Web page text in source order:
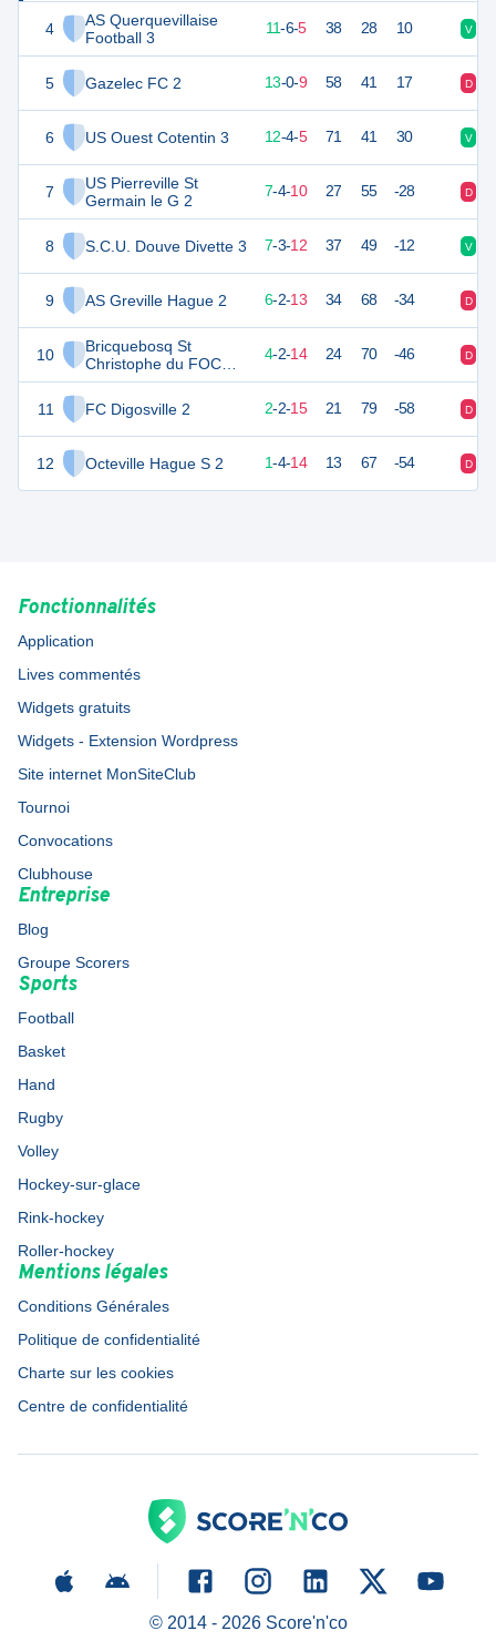
4
AS Querquevillaise
Football 3
5 Gazelec FC 2
6 US Ouest Cotentin 3
7
US Pierreville St
Germain le G 2
8 S.C.U. Douve Divette 3
9 AS Greville Hague 2
10
Bricquebosq St
Christophe du FOC
Grosville Sports 2
11
FC Digosville 2
12 Octeville Hague S 2
39 11-6-5 38 28 10 V
13-0-9 58 41 17 D
39 12-4-5 71 41 30 V
24 7-4-10 27 55 -28 D
24 22 7-3-12 37 49 -12 V
19 6-2-13 34 68 -34 D
12 4-2-14 24 70 -46 D
2-2-15 21 79 -58 D
4 1-4-14 13 67 -54 D
Fonctionnalités
Application
Lives commentés
Widgets gratuits
Widgets - Extension Wordpress
Site internet MonSiteClub
Tournoi
Convocations
Clubhouse
Entreprise
Blog
Groupe Scorers
Sports
Football
Basket
Hand
Rugby
Volley
Hockey-sur-glace
Rink-hockey
Roller-hockey
Mentions légales
Conditions Générales
Politique de confidentialité
Charte sur les cookies
Centre de confidentialité
© 2014 - 2026Score'n'co